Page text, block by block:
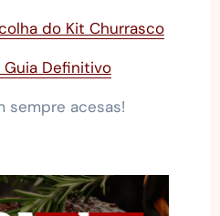
do Kit Churrasco
Guia Definitivo
sempre acesas!